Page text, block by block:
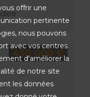
450 000 €
offrir une
pertinente
nous pouvons
avec vos centres
d'améliorer la
de notre site
les données